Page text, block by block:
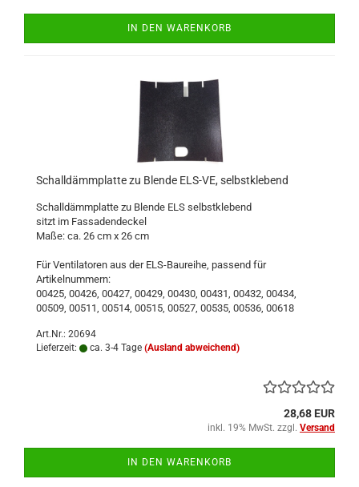
IN DEN WARENKORB
Schalldämmplatte zu Blende ELS-VE, selbstklebend
Schalldämmplatte zu Blende ELS selbstklebend
sitzt im Fassadendeckel
Maße: ca. 26 cm x 26 cm
Für Ventilatoren aus der ELS-Baureihe, passend für
Artikelnummern:
00425, 00426, 00427, 00429, 00430, 00431, 00432, 00434,
00509, 00511, 00514, 00515, 00527, 00535, 00536, 00618
Art.Nr.: 20694
Lieferzeit:
ca. 3-4 Tage (Ausland abweichend)
28,68 EUR
inkl. 19% MwSt. zzgl. Versand
IN DEN WARENKORB